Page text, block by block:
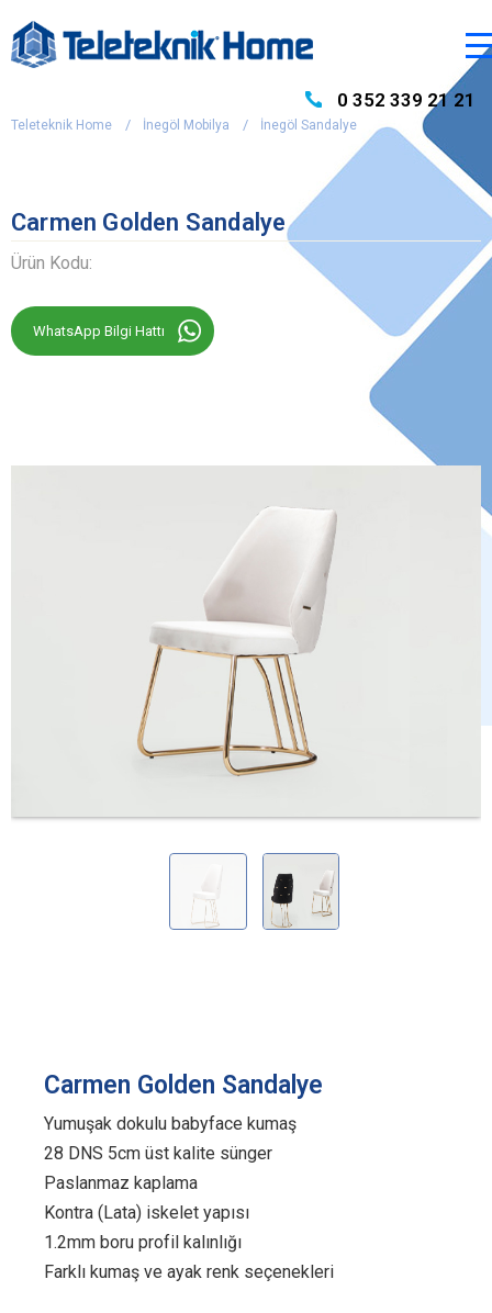
0 352 339 21 21
Teleteknik Home İnegöl Mobilya İnegöl Sandalye
Carmen Golden Sandalye
Ürün Kodu:
WhatsApp Bilgi Hattı
Carmen Golden Sandalye
Yumuşak dokulu babyface kumaş
28 DNS 5cm üst kalite sünger
Paslanmaz kaplama
Kontra (Lata) iskelet yapısı
1.2mm boru profil kalınlığı
Farklı kumaş ve ayak renk seçenekleri